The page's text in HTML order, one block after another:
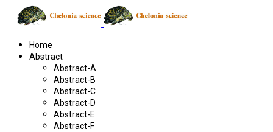
Home
Abstract
Abstract-A
Abstract-B
Abstract-C
Abstract-D
Abstract-E
Abstract-F